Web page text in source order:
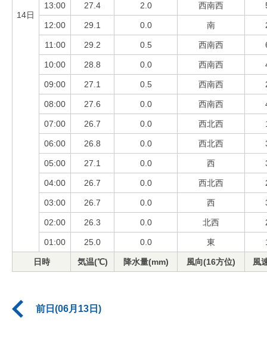
14日
13:00 27.4 2.0 西南西
12:00 29.1 0.0 南
11:00 29.2 0.5 西南西
10:00 28.8 0.0 西南西
09:00 27.1 0.5 西南西
08:00 27.6 0.0 西南西
07:00 26.7 0.0 西北西
06:00 26.8 0.0 西北西
05:00 27.1 0.0 西
04:00 26.7 0.0 西北西
03:00 26.7 0.0 西
02:00 26.3 0.0 北西
01:00 25.0 0.0 東
日時 気温(℃) 降水量(mm) 風向(16方位) 風
前日(06月13日)